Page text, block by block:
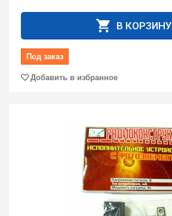
В КОРЗИНУ
Под заказ
Добавить в избранное